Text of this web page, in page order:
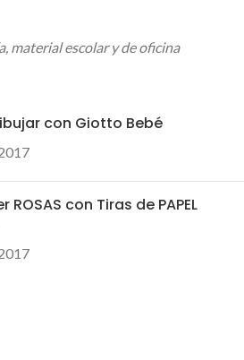
material escolar y de oficina
con Giotto Bebé
ROSAS con Tiras de PAPEL